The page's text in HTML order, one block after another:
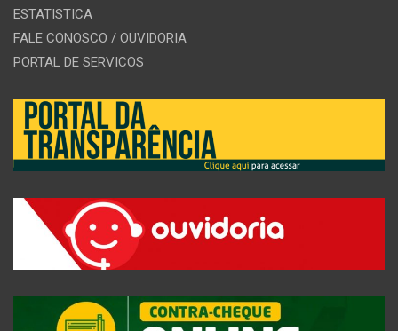
ESTATISTICA
FALE CONOSCO / OUVIDORIA
PORTAL DE SERVICOS